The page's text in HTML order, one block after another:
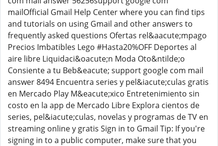
mailOfficial Gmail Help Center where you can find tips
and tutorials on using Gmail and other answers to
frequently asked questions Ofertas rel&aacute;mpago
Precios Imbatibles Lego #Hasta20%OFF Deportes al
aire libre Liquidaci&oacute;n Moda Oto&ntilde;o
Consiente a tu Beb&eacute; support google com mail
answer 8494 Encuentra series y pel&iacute;culas gratis
en Mercado Play M&eacute;xico Entretenimiento sin
costo en la app de Mercado Libre Explora cientos de
series, pel&iacute;culas, novelas y programas de TV en
streaming online y gratis Sign in to Gmail Tip: If you're
signing in to a public computer, make sure that you